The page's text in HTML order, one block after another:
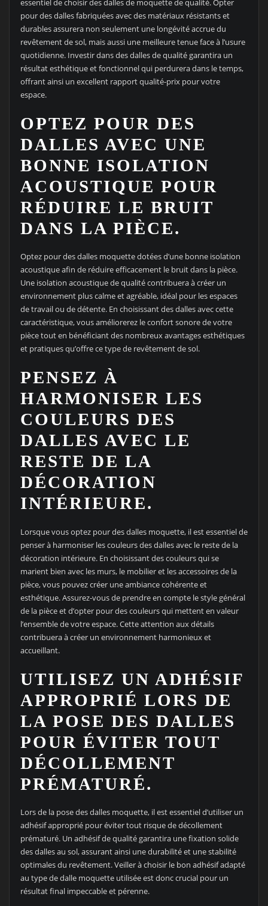
pour des dalles fabriquées avec des matériaux résistants et
durables assurera non seulement une longévité accrue du
revêtement de sol, mais aussi une meilleure tenue face à l’usure
quotidienne. Investir dans des dalles de qualité garantira un
résultat esthétique et fonctionnel qui perdurera dans le temps,
offrant ainsi un excellent rapport qualité-prix pour votre
espace.
OPTEZ POUR DES
DALLES AVEC UNE
BONNE ISOLATION
ACOUSTIQUE POUR
RÉDUIRE LE BRUIT
DANS LA PIÈCE.
Optez pour des dalles moquette dotées d’une bonne isolation
acoustique afin de réduire efficacement le bruit dans la pièce.
Une isolation acoustique de qualité contribuera à créer un
environnement plus calme et agréable, idéal pour les espaces
de travail ou de détente. En choisissant des dalles avec cette
caractéristique, vous améliorerez le confort sonore de votre
pièce tout en bénéficiant des nombreux avantages esthétiques
et pratiques qu’offre ce type de revêtement de sol.
PENSEZ À
HARMONISER LES
COULEURS DES
DALLES AVEC LE
RESTE DE LA
DÉCORATION
INTÉRIEURE.
Lorsque vous optez pour des dalles moquette, il est essentiel de
penser à harmoniser les couleurs des dalles avec le reste de la
décoration intérieure. En choisissant des couleurs qui se
marient bien avec les murs, le mobilier et les accessoires de la
pièce, vous pouvez créer une ambiance cohérente et
esthétique. Assurez-vous de prendre en compte le style général
de la pièce et d’opter pour des couleurs qui mettent en valeur
l’ensemble de votre espace. Cette attention aux détails
contribuera à créer un environnement harmonieux et
accueillant.
UTILISEZ UN ADHÉSIF
APPROPRIÉ LORS DE
LA POSE DES DALLES
POUR ÉVITER TOUT
DÉCOLLEMENT
PRÉMATURÉ.
Lors de la pose des dalles moquette, il est essentiel d’utiliser un
adhésif approprié pour éviter tout risque de décollement
prématuré. Un adhésif de qualité garantira une fixation solide
des dalles au sol, assurant ainsi une durabilité et une stabilité
optimales du revêtement. Veiller à choisir le bon adhésif adapté
au type de dalle moquette utilisée est donc crucial pour un
résultat final impeccable et pérenne.